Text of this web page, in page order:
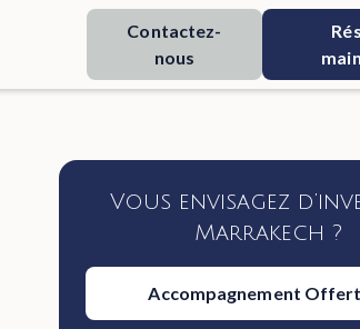
Contactez-
nous
Vous envisagez
Marrakech ?
Accompagnement Offert